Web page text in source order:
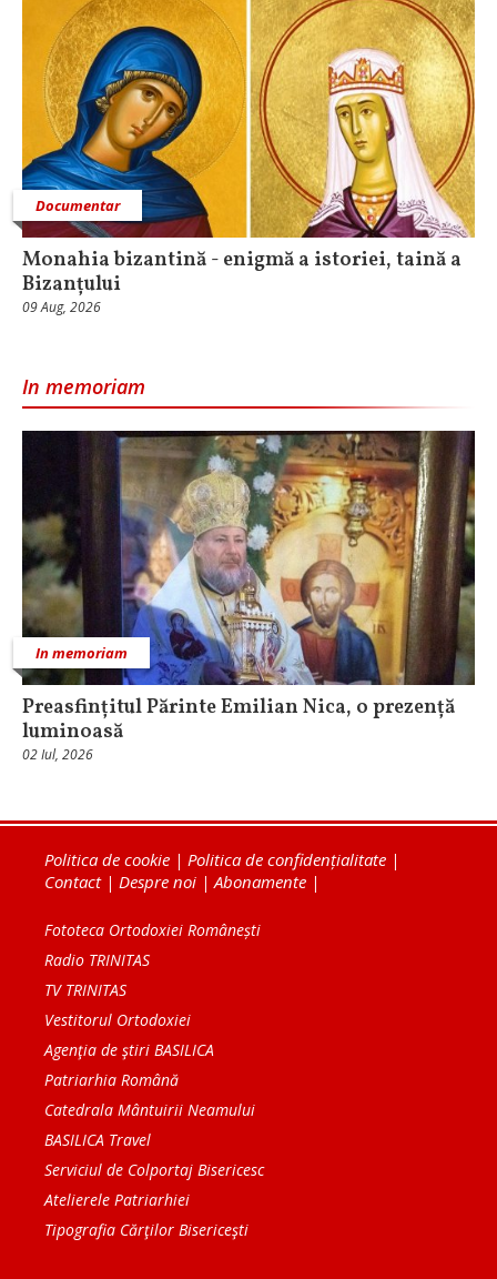
Documentar
Monahia bizantină - enigmă a istoriei, taină a
Bizanțului
09 Aug, 2026
In memoriam
In memoriam
Preasfințitul Părinte Emilian Nica, o prezență
luminoasă
02 Iul, 2026
Politica de cookie | Politica de confidențialitate |
Contact| Despre noi |Abonamente |
Fototeca Ortodoxiei Românești
Radio TRINITAS
TV TRINITAS
Vestitorul Ortodoxiei
Agenţia de ştiri BASILICA
Patriarhia Română
Catedrala Mântuirii Neamului
BASILICA Travel
Serviciul de Colportaj Bisericesc
Atelierele Patriarhiei
Tipografia Cărţilor Bisericeşti